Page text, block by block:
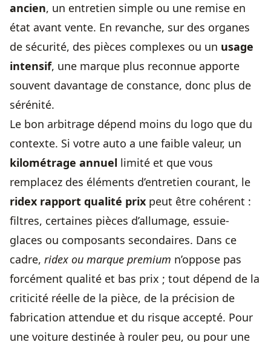
ancien, un entretien simple ou une remise en
état avant vente. En revanche, sur des organes
de sécurité, des pièces complexes ou un usage
intensif, une marque plus reconnue apporte
souvent davantage de constance, donc plus de
sérénité.
Le bon arbitrage dépend moins du logo que du
contexte. Si votre auto a une faible valeur, un
kilométrage annuel limité et que vous
remplacez des éléments d’entretien courant, le
ridex rapport qualité prix peut être cohérent :
filtres, certaines pièces d’allumage, essuie-
glaces ou composants secondaires. Dans ce
cadre, ridex ou marque premium n’oppose pas
forcément qualité et bas prix ; tout dépend de la
criticité réelle de la pièce, de la précision de
fabrication attendue et du risque accepté. Pour
une voiture destinée à rouler peu, ou pour une